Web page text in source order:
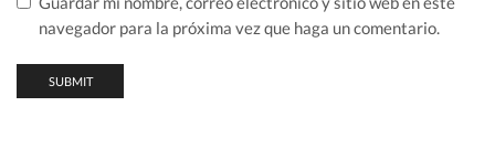
navegador para la próxima vez que haga un comentario.